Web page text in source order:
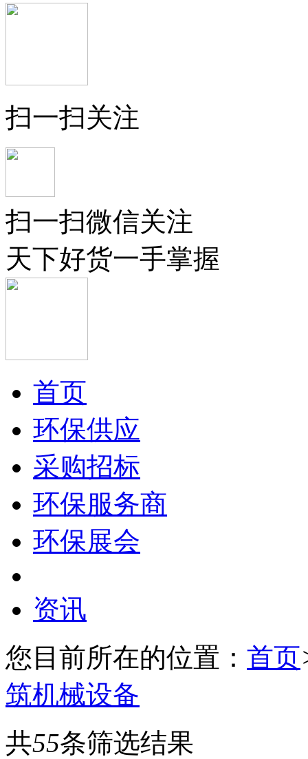
扫一扫关注
扫一扫微信关注
天下好货一手掌握
首页
环保供应
采购招标
环保服务商
环保展会
资讯
您目前所在的位置： 首页
筑机械设备
共55条筛选结果